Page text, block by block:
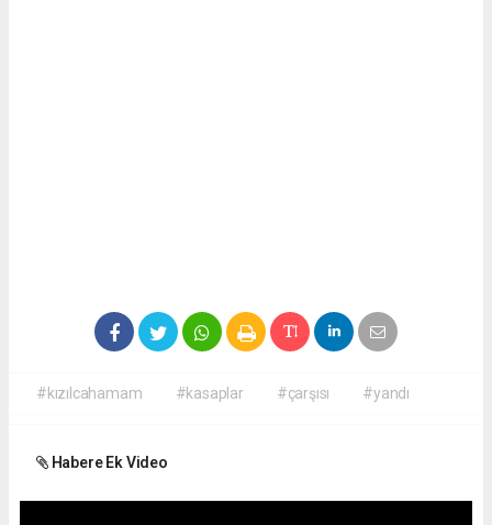
#kızılcahamam #kasaplar #çarşısı #yandı
Habere Ek Video